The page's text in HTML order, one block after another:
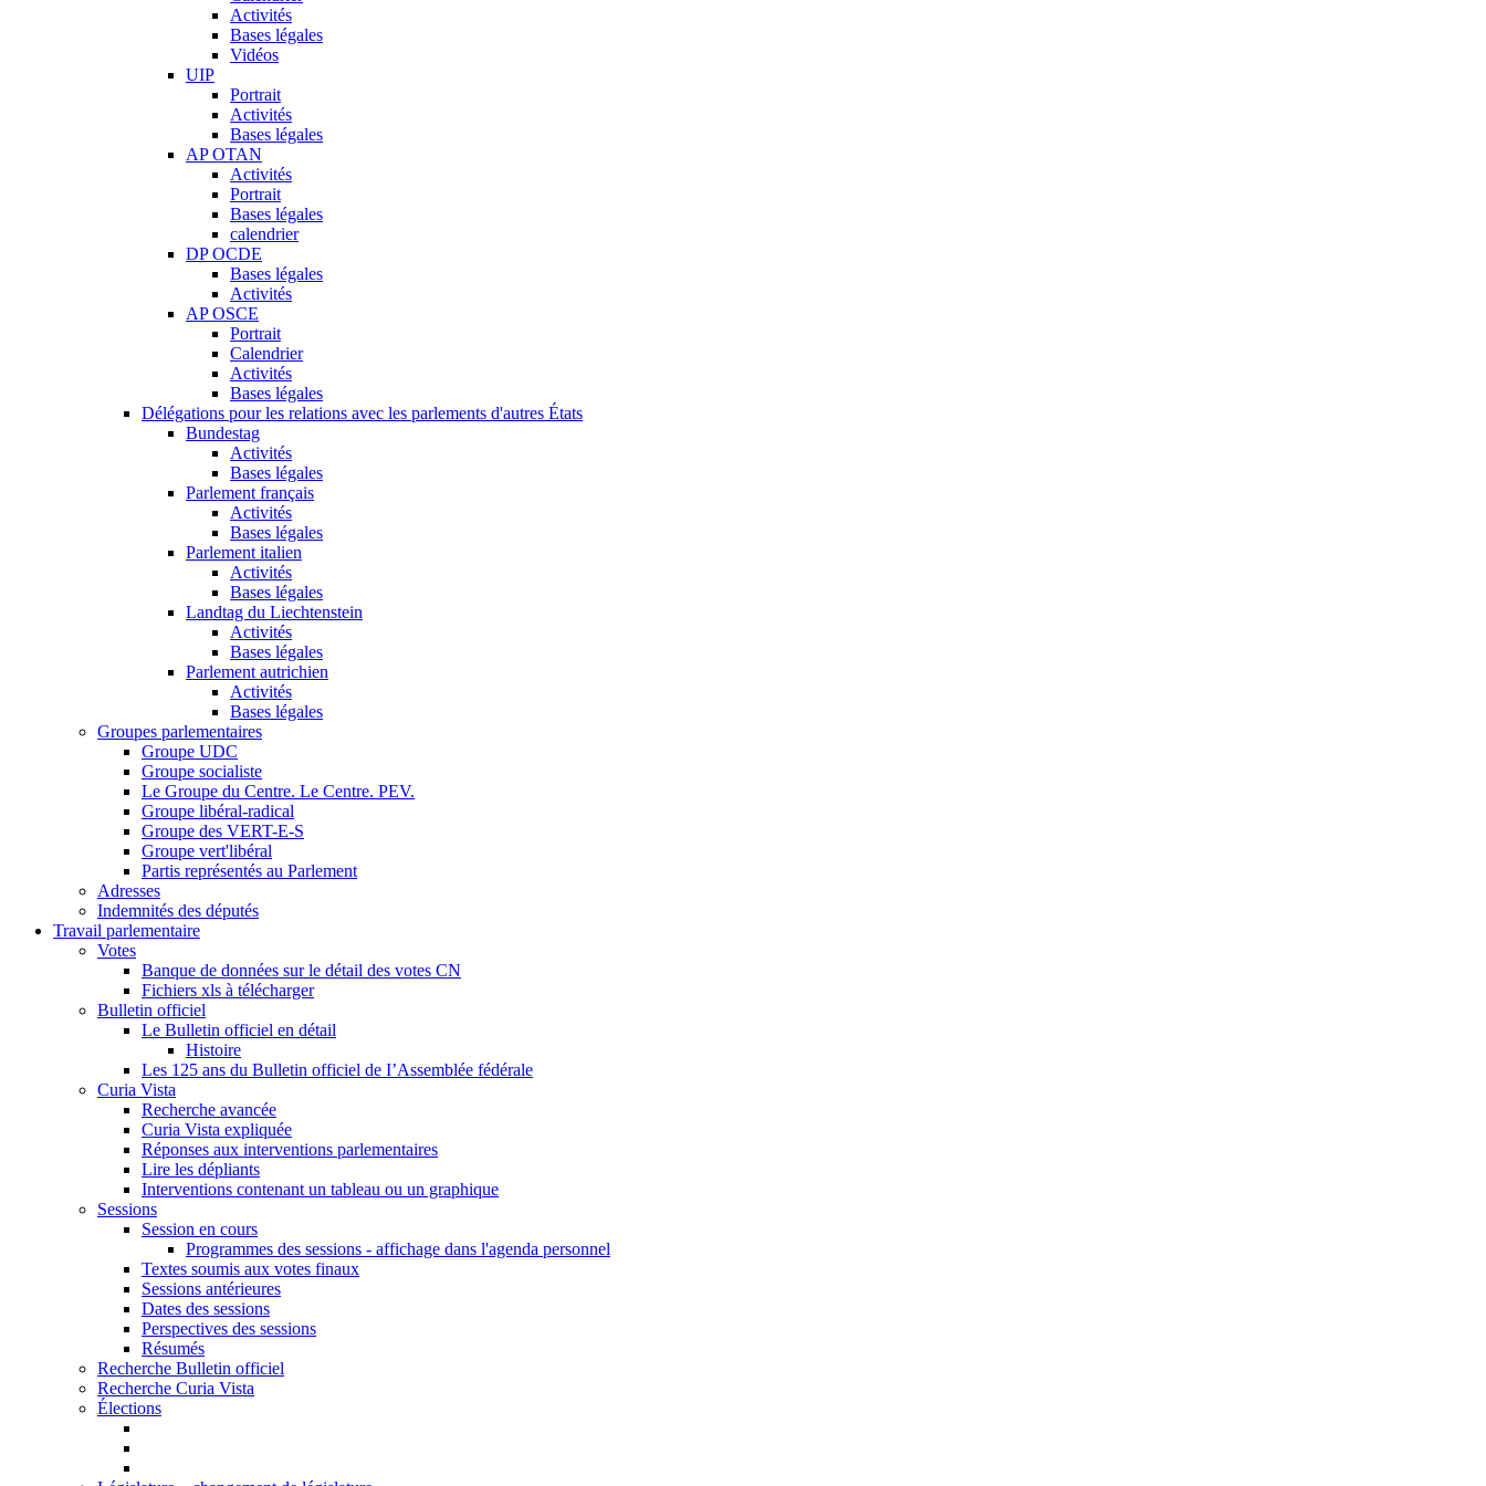
Activités
Bases légales
Vidéos
UIP
Portrait
Activités
Bases légales
AP OTAN
Activités
Portrait
Bases légales
calendrier
DP OCDE
Bases légales
Activités
AP OSCE
Portrait
Calendrier
Activités
Bases légales
Délégations pour les relations avec les parlements d'autres États
Bundestag
Activités
Bases légales
Parlement français
Activités
Bases légales
Parlement italien
Activités
Bases légales
Landtag du Liechtenstein
Activités
Bases légales
Parlement autrichien
Activités
Bases légales
Groupes parlementaires
Groupe UDC
Groupe socialiste
Le Groupe du Centre. Le Centre. PEV.
Groupe libéral-radical
Groupe des VERT-E-S
Groupe vert'libéral
Partis représentés au Parlement
Adresses
Indemnités des députés
Travail parlementaire
Votes
Banque de données sur le détail des votes CN
Fichiers xls à télécharger
Bulletin officiel
Le Bulletin officiel en détail
Histoire
Les 125 ans du Bulletin officiel de I’Assemblée fédérale
Curia Vista
Recherche avancée
Curia Vista expliquée
Réponses aux interventions parlementaires
Lire les dépliants
Interventions contenant un tableau ou un graphique
Sessions
Session en cours
Programmes des sessions - affichage dans l'agenda personnel
Textes soumis aux votes finaux
Sessions antérieures
Dates des sessions
Perspectives des sessions
Résumés
Recherche Bulletin officiel
Recherche Curia Vista
Élections